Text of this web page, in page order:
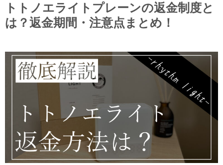
トトノエライトプレーンの返金制度と
は？返金期間・注意点まとめ！